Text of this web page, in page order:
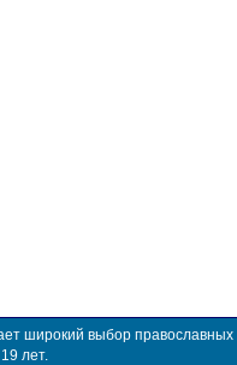
широкий выбор православных
лет.